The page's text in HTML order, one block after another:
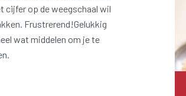
cijfer op de weegschaal wil
Frustrerend!Gelukkig
wat middelen om je te